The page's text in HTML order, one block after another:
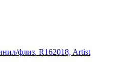
флиз. R162018, Artist